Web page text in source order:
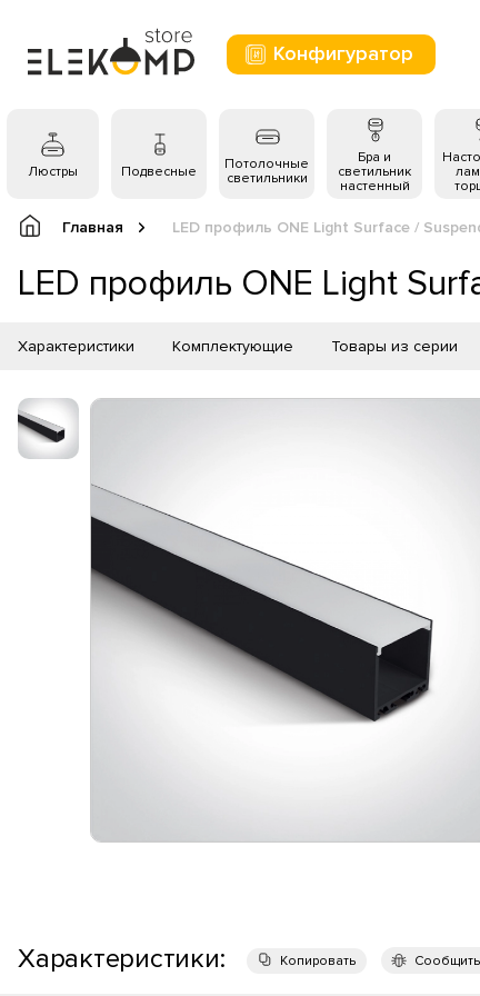
Конфигуратор
Люстры Подвесные
Потолочные
светильники
Бра и
светильник
настенный
Главная LED профиль ONE Light Surface /
LED профиль ONE Light
Характеристики Комплектующие Товары из серии
Характеристики: Копировать